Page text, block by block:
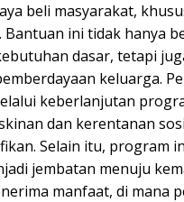
beli masyarakat,
ini tidak hanya
dasar, tetapi
keluarga.
keberlanjutan
dan kerentanan
Selain itu, program
jembatan menuju
manfaat, di mana